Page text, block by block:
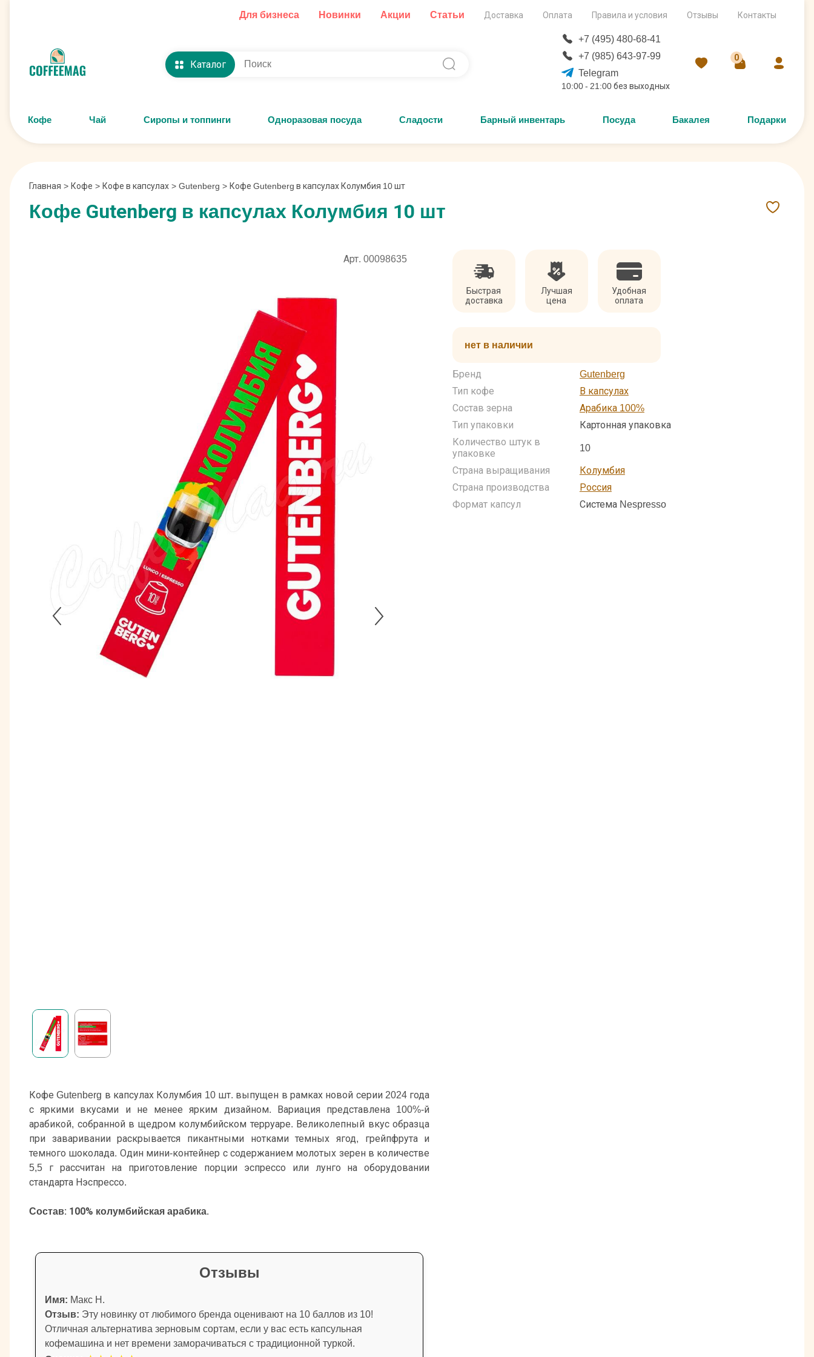
Для бизнеса Новинки Акции Статьи Доставка Оплата Правила и условия Отзывы Контакты
Каталог
+7 (495) 480-68-41
+7 (985) 643-97-99
Telegram
10:00 - 21:00 без выходных
0
Кофе Чай Сиропы и топпинги Одноразовая посуда Сладости Барный инвентарь Посуда Бакалея Подарки
Главная > Кофе > Кофе в капсулах > Gutenberg > Кофе Gutenberg в капсулах Колумбия 10 шт
Кофе Gutenberg в капсулах Колумбия 10 шт
Арт. 00098635
Быстрая
доставка
Лучшая
цена
Удобная
оплата
нет в наличии
Бренд
Gutenberg
Тип кофе
В капсулах
Состав зерна
Арабика 100%
Тип упаковки
Картонная упаковка
Количество штук в
упаковке
10
Страна выращивания
Колумбия
Страна производства
Россия
Формат капсул
Система Nespresso
Кофе Gutenberg в капсулах Колумбия 10 шт. выпущен в рамках новой серии 2024 года
с яркими вкусами и не менее ярким дизайном. Вариация представлена 100%-й
арабикой, собранной в щедром колумбийском терруаре. Великолепный вкус образца
при заваривании раскрывается пикантными нотками темных ягод, грейпфрута и
темного шоколада. Один мини-контейнер с содержанием молотых зерен в количестве
5,5 г рассчитан на приготовление порции эспрессо или лунго на оборудовании
стандарта Нэспрессо.
Состав: 100% колумбийская арабика.
Отзывы
Имя: Макс Н.
Отзыв: Эту новинку от любимого бренда оценивают на 10 баллов из 10!
Отличная альтернатива зерновым сортам, если у вас есть капсульная
кофемашина и нет времени заморачиваться с традиционной туркой.